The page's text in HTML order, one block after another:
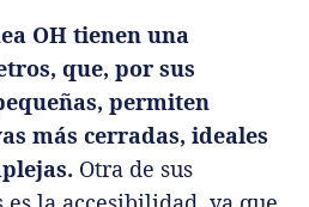
OH tienen una
que, por sus
permiten
más cerradas, ideales
Otra de sus